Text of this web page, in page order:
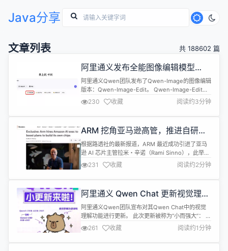
Java分享
文章列表 共 188602 篇
阿里通义发布全能图像编辑模型
Qwen-Image-Edit
阿里通义Qwen团队发布了Qwen-Image的图像编辑
版本：Qwen-Image-Edit。 Qwen-Image-Edit基
于20B的Qwen-Image模型进⼀步训练，成功将
Qwen-Image的独特的文本渲染能力延展至图像编
辑领域，实现了对图片中文字的精准编辑。 此外，
Qwen2.5-VL（实现视觉语...
230 收藏 阅读约3分钟
ARM 挖角亚马逊高管，推进自研芯
片计划
根据路透社的最新报道，ARM 最近成功引进了亚马
逊 AI 芯片主管拉米・辛诺（Rami Sinno），此举旨
在加速公司自研完整芯片的进程。辛诺在亚马逊曾负
责开发名为 “Trainium” 和 “Inferentia” 的 AI 芯片，
这些芯片专为支持大型 AI 应用程序而设计。 ARM
型为能够独立设计和生产完整...
231 收藏 阅读约2分钟
阿里通义 Qwen Chat 更新视觉理解
功能
阿里通义Qwen团队宣布对其Qwen Chat中的视觉
理解功能进行更新。 此次更新被称为“小而强大”： 支
持原生 128K 上下文 显著提升数学推理与物体识别能
力 OCR 支持扩展至 30 多种语言 2D/3D 定位更精准
视频理解与定位能力大幅度增强，整体视觉智能更强
261 收藏 阅读约1分钟